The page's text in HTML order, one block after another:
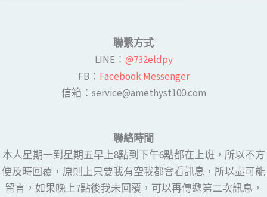
聯繫方式
LINE​： @732eldpy
FB：​ Facebook Messenger
​​信箱：service@amethyst100.com
聯絡時間
本人星期一到星期五早上8點到下午6點都在上班，所以不方
便及時回覆，原則上只要我有空我都會看訊息，所以盡可能
留言，如果晚上7點後我未回覆，可以再傳遞第二次訊息，